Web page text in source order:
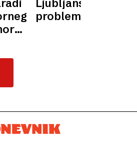
bomo
ukinjali
da
predlogom
usmerjanja
BOLNIŠNICE
Ljubljanski
problem